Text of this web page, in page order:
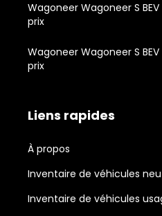
Wagoneer Wagoneer S
prix
Wagoneer Wagoneer S
prix
Liens rapides
À propos
Inventaire de véhicules
Inventaire de véhicules